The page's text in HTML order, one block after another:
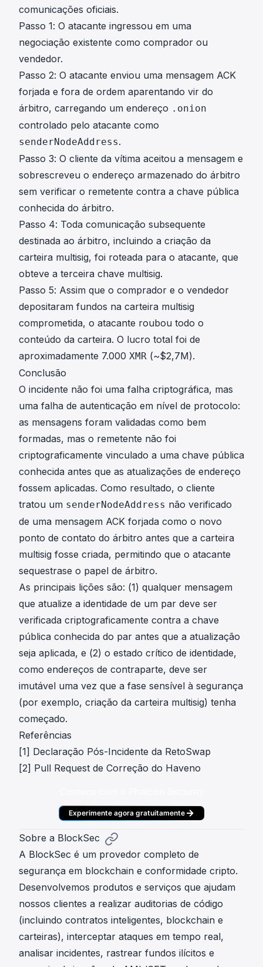
comunicações oficiais.
Passo 1: O atacante ingressou em uma
negociação existente como comprador ou
vendedor.
Passo 2: O atacante enviou uma mensagem ACK
forjada e fora de ordem aparentando vir do
árbitro, carregando um endereço .onion
controlado pelo atacante como
senderNodeAddress.
Passo 3: O cliente da vítima aceitou a mensagem e
sobrescreveu o endereço armazenado do árbitro
sem verificar o remetente contra a chave pública
conhecida do árbitro.
Passo 4: Toda comunicação subsequente
destinada ao árbitro, incluindo a criação da
carteira multisig, foi roteada para o atacante, que
obteve a terceira chave multisig.
Passo 5: Assim que o comprador e o vendedor
depositaram fundos na carteira multisig
comprometida, o atacante roubou todo o
conteúdo da carteira. O lucro total foi de
aproximadamente 7.000 XMR (~$2,7M).
Conclusão
O incidente não foi uma falha criptográfica, mas
uma falha de autenticação em nível de protocolo:
as mensagens foram validadas como bem
formadas, mas o remetente não foi
criptograficamente vinculado a uma chave pública
conhecida antes que as atualizações de endereço
fossem aplicadas. Como resultado, o cliente
tratou um senderNodeAddress não verificado
de uma mensagem ACK forjada como o novo
ponto de contato do árbitro antes que a carteira
multisig fosse criada, permitindo que o atacante
sequestrase o papel de árbitro.
As principais lições são: (1) qualquer mensagem
que atualize a identidade de um par deve ser
verificada criptograficamente contra a chave
pública conhecida do par antes que a atualização
seja aplicada, e (2) o estado crítico de identidade,
como endereços de contraparte, deve ser
imutável uma vez que a fase sensível à segurança
(por exemplo, criação da carteira multisig) tenha
começado.
Referências
[1] Declaração Pós-Incidente da RetoSwap
[2] Pull Request de Correção do Haveno
Experimente agora gratuitamente
Sobre a BlockSec
A BlockSec é um provedor completo de
segurança em blockchain e conformidade cripto.
Desenvolvemos produtos e serviços que ajudam
nossos clientes a realizar auditorias de código
(incluindo contratos inteligentes, blockchain e
carteiras), interceptar ataques em tempo real,
analisar incidentes, rastrear fundos ilícitos e